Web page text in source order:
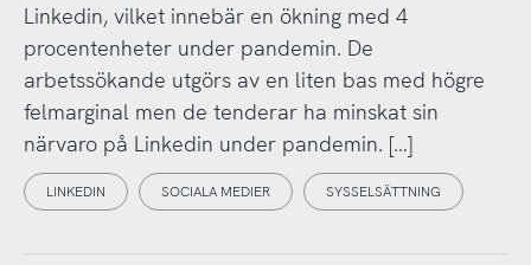
Linkedin, vilket innebär en ökning med 4
procentenheter under pandemin. De
arbetssökande utgörs av en liten bas med högre
felmarginal men de tenderar ha minskat sin
närvaro på Linkedin under pandemin. […]
LINKEDIN SOCIALA MEDIER SYSSELSÄTTNING